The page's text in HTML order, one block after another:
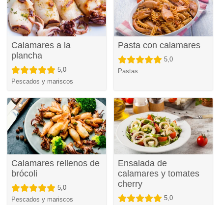
Calamares a la
plancha
5,0
Pescados y mariscos
Pasta con calamares
5,0
Pastas
Calamares rellenos de
brócoli
5,0
Pescados y mariscos
Ensalada de
calamares y tomates
cherry
5,0